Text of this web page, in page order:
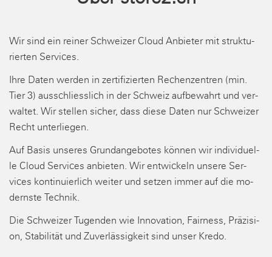
Wir sind ein rei­ner Schwei­zer Cloud An­bie­ter mit struk­tu­
rier­ten Ser­vices.
Ihre Daten wer­den in zer­ti­fi­zier­ten Re­chen­zen­tren (min.
Tier 3) aus­schliess­lich in der Schweiz auf­be­wahrt und ver­
wal­tet. Wir stel­len si­cher, dass diese Daten nur Schwei­zer
Recht un­ter­lie­gen.
Auf Basis un­se­res Grund­an­ge­bo­tes kön­nen wir in­di­vi­du­el­
le Cloud Ser­vices an­bie­ten. Wir ent­wi­ckeln un­se­re Ser­
vices kon­ti­nu­ier­lich wei­ter und set­zen immer auf die mo­
derns­te Tech­nik.
Die Schwei­zer Tu­gen­den wie In­no­va­ti­on, Fair­ness, Prä­zi­si­
on, Sta­bi­li­tät und Zu­ver­läs­sig­keit sind unser Kredo.